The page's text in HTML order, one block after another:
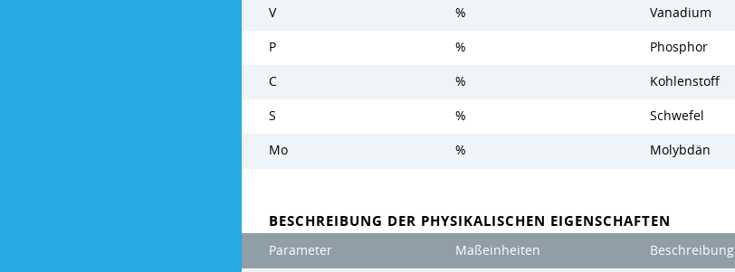
V % Vanadium
P % Phosphor
C % Kohlenstoff
S % Schwefel
Mo % Molybdän
BESCHREIBUNG DER PHYSIKALISCHEN EIGENSCHAFTEN
Parameter Maßeinheiten Beschreibung